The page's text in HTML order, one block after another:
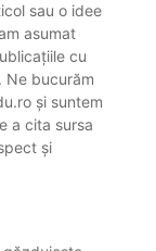
sau o idee
asumat
cu
Ne bucurăm
și suntem
a cita sursa
și